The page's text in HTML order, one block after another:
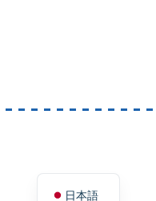
日本語